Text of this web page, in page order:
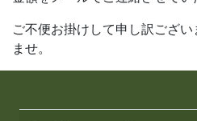
ご不便お掛けして申し訳ござ
ませ。